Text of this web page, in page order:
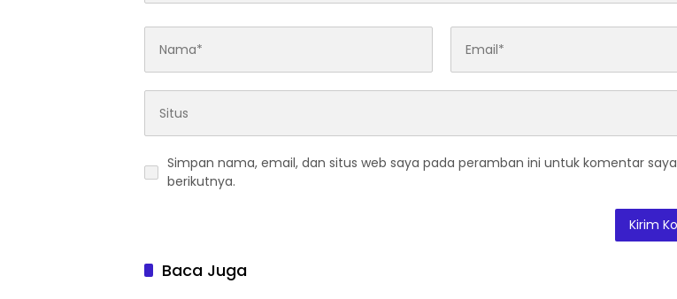
Simpan nama, email, dan situs web saya pada peramban ini untuk komentar saya
berikutnya.
Baca Juga